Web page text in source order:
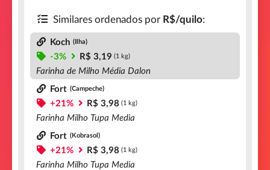
Similares ordenados por R$/quilo:
Koch (Ilha)
-3% R$ 3,19 (1 kg)
Farinha de Milho Média Dalon
Fort (Campeche)
+21% R$ 3,98 (1 kg)
Farinha Milho Tupa Media
Fort (Kobrasol)
+21% R$ 3,98 (1 kg)
Farinha Milho Tupa Media